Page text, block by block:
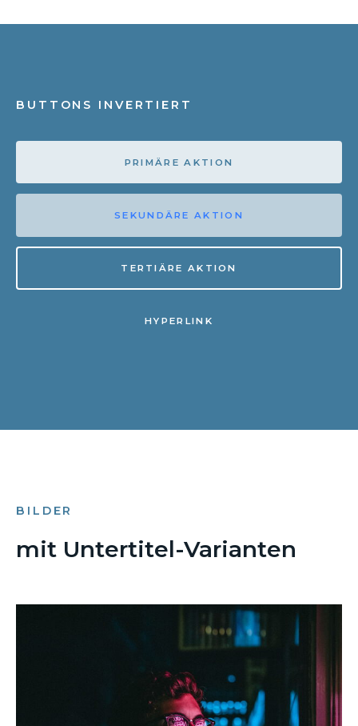
BUTTONS INVERTIERT
PRIMÄRE AKTION
SEKUNDÄRE AKTION
TERTIÄRE AKTION
HYPERLINK
BILDER
mit Untertitel-Varianten